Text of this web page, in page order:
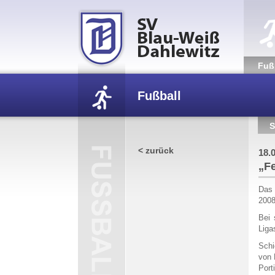
Fußball
< zurück
Bei
von